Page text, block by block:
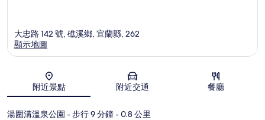
地圖
大忠路 142 號, 礁溪鄉, 宜蘭縣, 262
顯示地圖
附近景點 附近交通 餐廳
湯圍溝溫泉公園 - 步行 9 分鐘- 0.8 公里